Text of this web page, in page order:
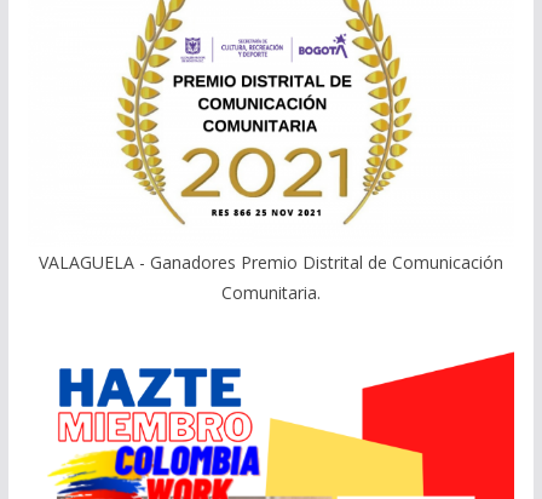
VALAGUELA - Ganadores Premio Distrital de Comunicación
Comunitaria.